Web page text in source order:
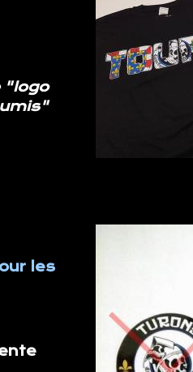
"logo
les